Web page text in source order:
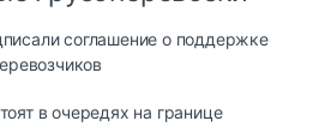
соглашение о поддержке
в очередях на границе